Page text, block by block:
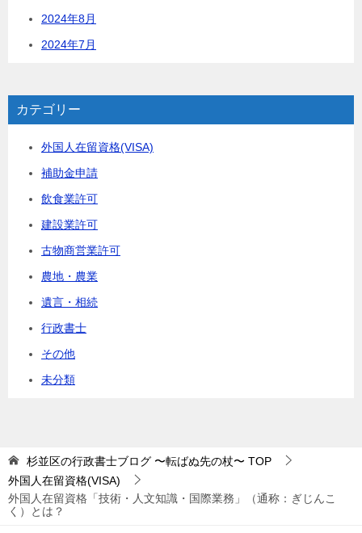
2024年8月
2024年7月
カテゴリー
外国人在留資格(VISA)
補助金申請
飲食業許可
建設業許可
古物商営業許可
農地・農業
遺言・相続
行政書士
その他
未分類
杉並区の行政書士ブログ 〜転ばぬ先の杖〜 TOP
外国人在留資格(VISA)
外国人在留資格「技術・人文知識・国際業務」（通称：ぎじんこ
く）とは？